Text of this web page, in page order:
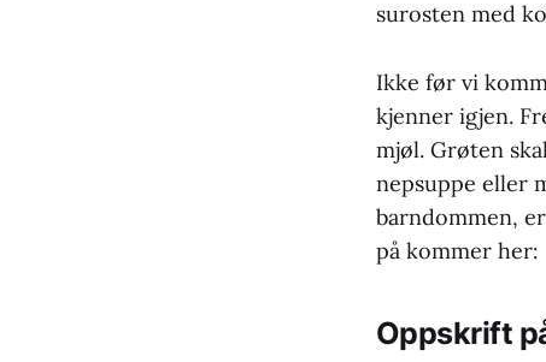
surosten med
Ikke før vi
kjenner igjen.
mjøl. Grøten
nepsuppe eller
barndommen,
på kommer her:
Oppskrift